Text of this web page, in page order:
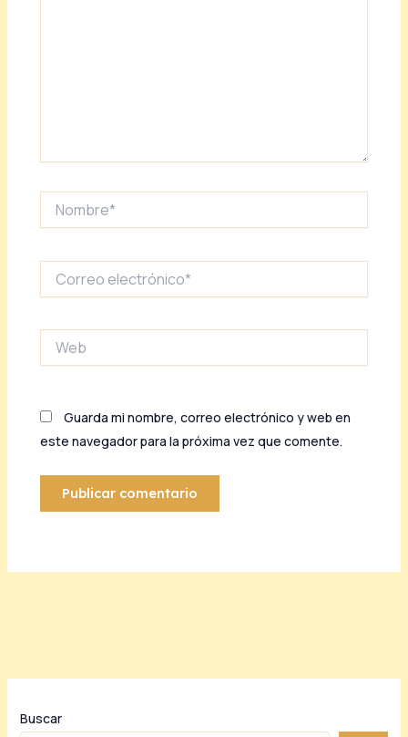
electrónico*
Guarda mi nombre, correo electrónico y web en
este navegador para la próxima vez que comente.
Buscar